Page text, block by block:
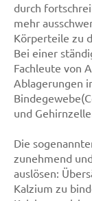
durch
mehr
Körperteile zu
Bei einer
Fachleute von
Ablagerungen
und
Die
zunehmend
auslösen:
Kalzium zu